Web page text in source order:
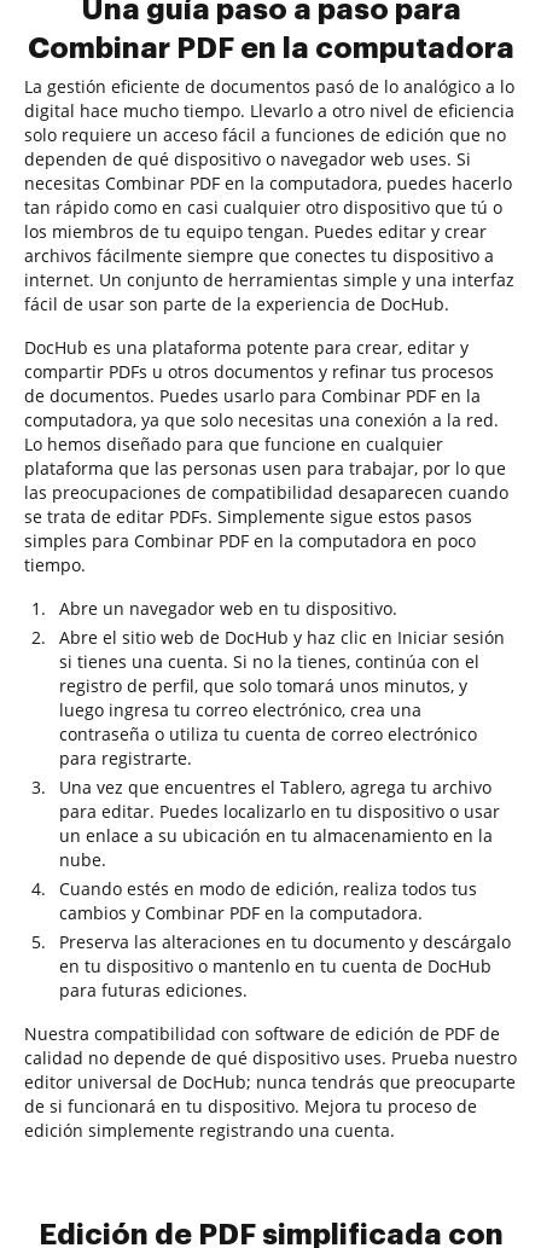
Una guía paso a paso para
Combinar PDF en la computadora
La gestión eficiente de documentos pasó de lo analógico a lo
digital hace mucho tiempo. Llevarlo a otro nivel de eficiencia
solo requiere un acceso fácil a funciones de edición que no
dependen de qué dispositivo o navegador web uses. Si
necesitas Combinar PDF en la computadora, puedes hacerlo
tan rápido como en casi cualquier otro dispositivo que tú o
los miembros de tu equipo tengan. Puedes editar y crear
archivos fácilmente siempre que conectes tu dispositivo a
internet. Un conjunto de herramientas simple y una interfaz
fácil de usar son parte de la experiencia de DocHub.
DocHub es una plataforma potente para crear, editar y
compartir PDFs u otros documentos y refinar tus procesos
de documentos. Puedes usarlo para Combinar PDF en la
computadora, ya que solo necesitas una conexión a la red.
Lo hemos diseñado para que funcione en cualquier
plataforma que las personas usen para trabajar, por lo que
las preocupaciones de compatibilidad desaparecen cuando
se trata de editar PDFs. Simplemente sigue estos pasos
simples para Combinar PDF en la computadora en poco
tiempo.
Abre un navegador web en tu dispositivo.
Abre el sitio web de DocHub y haz clic en Iniciar sesión
si tienes una cuenta. Si no la tienes, continúa con el
registro de perfil, que solo tomará unos minutos, y
luego ingresa tu correo electrónico, crea una
contraseña o utiliza tu cuenta de correo electrónico
para registrarte.
Una vez que encuentres el Tablero, agrega tu archivo
para editar. Puedes localizarlo en tu dispositivo o usar
un enlace a su ubicación en tu almacenamiento en la
nube.
Cuando estés en modo de edición, realiza todos tus
cambios y Combinar PDF en la computadora.
Preserva las alteraciones en tu documento y descárgalo
en tu dispositivo o mantenlo en tu cuenta de DocHub
para futuras ediciones.
Nuestra compatibilidad con software de edición de PDF de
calidad no depende de qué dispositivo uses. Prueba nuestro
editor universal de DocHub; nunca tendrás que preocuparte
de si funcionará en tu dispositivo. Mejora tu proceso de
edición simplemente registrando una cuenta.
Edición de PDF simplificada con